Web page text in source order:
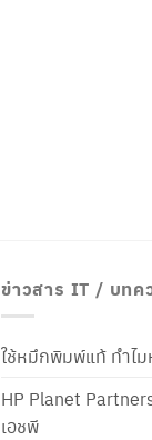
ข่าวสาร IT / บทค
ใช้หมึกพิมพ์แท้ ทำไ
HP Planet
เอชพี